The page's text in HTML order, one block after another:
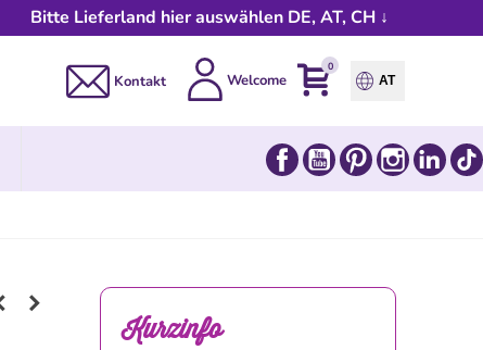
Bitte Lieferland hier auswählen DE, AT, CH ↓
Kontakt Welcome
0
AT
FacebookYouTubePinterestInstagram
Kurzinfo